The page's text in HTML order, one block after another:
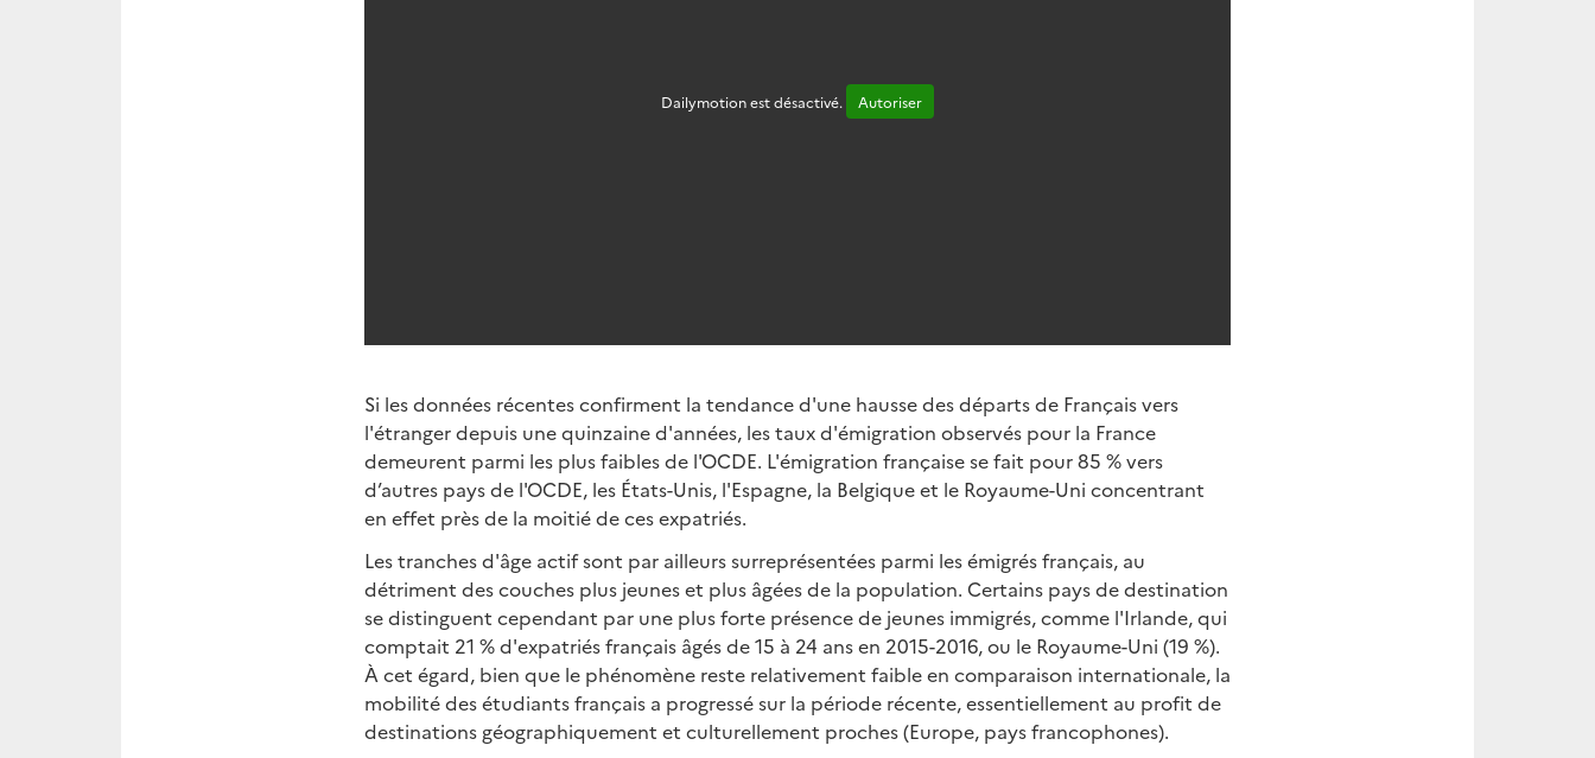
Dailymotion est désactivé. Autoriser
Si les données récentes confirment la tendance d'une hausse des départs de Français vers
l'étranger depuis une quinzaine d'années, les taux d'émigration observés pour la France
demeurent parmi les plus faibles de l'OCDE. L'émigration française se fait pour 85 % vers
d’autres pays de l'OCDE, les États-Unis, l'Espagne, la Belgique et le Royaume-Uni concentrant
en effet près de la moitié de ces expatriés.
Les tranches d'âge actif sont par ailleurs surreprésentées parmi les émigrés français, au
détriment des couches plus jeunes et plus âgées de la population. Certains pays de destination
se distinguent cependant par une plus forte présence de jeunes immigrés, comme l'Irlande, qui
comptait 21 % d'expatriés français âgés de 15 à 24 ans en 2015-2016, ou le Royaume-Uni (19 %).
À cet égard, bien que le phénomène reste relativement faible en comparaison internationale, la
mobilité des étudiants français a progressé sur la période récente, essentiellement au profit de
destinations géographiquement et culturellement proches (Europe, pays francophones).